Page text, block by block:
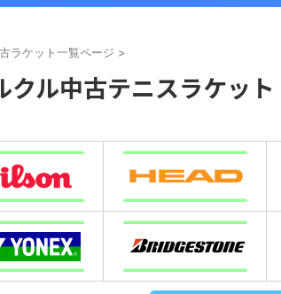
ラケット一覧ページ >
クル中古テニスラケット